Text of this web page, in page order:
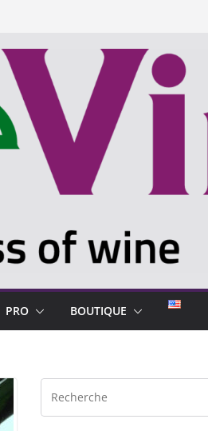
PRO BOUTIQUE